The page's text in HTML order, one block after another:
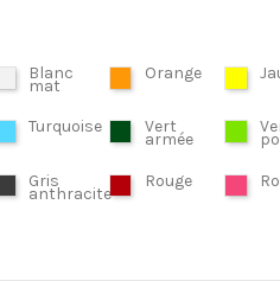
Blanc
mat
Orange
Turquoise Vert
armée
Gris
anthracite
Rouge